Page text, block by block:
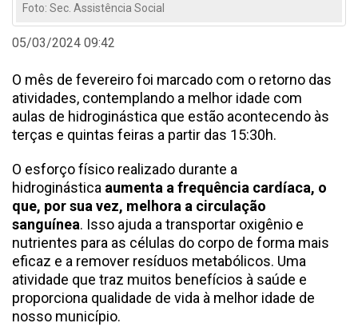
Foto: Sec. Assistência Social
05/03/2024 09:42
O mês de fevereiro foi marcado com o retorno das
atividades, contemplando a melhor idade com
aulas de hidroginástica que estão acontecendo às
terças e quintas feiras a partir das 15:30h.
O esforço físico realizado durante a
hidroginástica aumenta a frequência cardíaca, o
que, por sua vez, melhora a circulação
sanguínea. Isso ajuda a transportar oxigênio e
nutrientes para as células do corpo de forma mais
eficaz e a remover resíduos metabólicos. Uma
atividade que traz muitos benefícios à saúde e
proporciona qualidade de vida à melhor idade de
nosso município.